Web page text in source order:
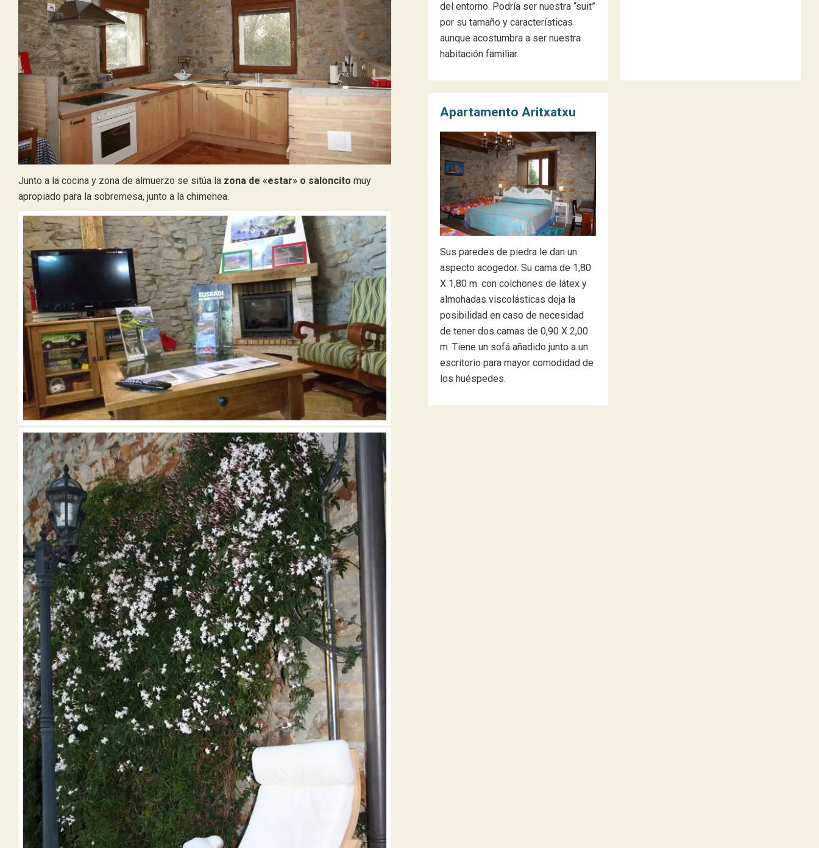
Junto a la cocina y zona de almuerzo se sitúa la zona de «estar» o saloncito muy
apropiado para la sobremesa, junto a la chimenea.
del entorno. Podría ser nuestra “suit”
por su tamaño y características
aunque acostumbra a ser nuestra
habitación familiar.
Apartamento Aritxatxu
Sus paredes de piedra le dan un
aspecto acogedor. Su cama de 1,80
X 1,80 m. con colchones de látex y
almohadas viscolásticas deja la
posibilidad en caso de necesidad
de tener dos camas de 0,90 X 2,00
m. Tiene un sofá añadido junto a un
escritorio para mayor comodidad de
los huéspedes.